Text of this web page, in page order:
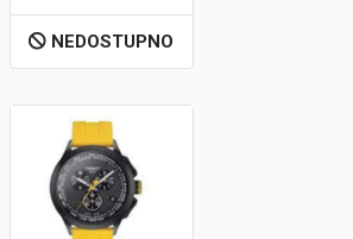
NEDOSTUPNO